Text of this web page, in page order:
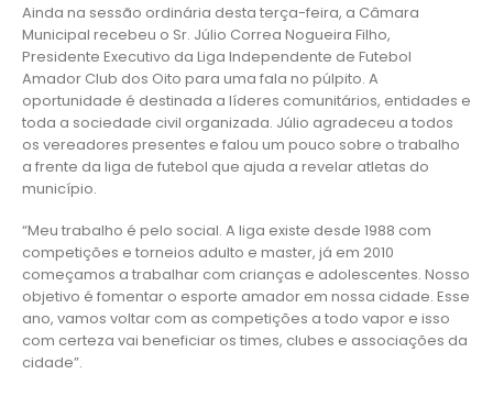
Ainda na sessão ordinária desta terça-feira, a Câmara
Municipal recebeu o Sr. Júlio Correa Nogueira Filho,
Presidente Executivo da Liga Independente de Futebol
Amador Club dos Oito para uma fala no púlpito. A
oportunidade é destinada a líderes comunitários, entidades e
toda a sociedade civil organizada. Júlio agradeceu a todos
os vereadores presentes e falou um pouco sobre o trabalho
a frente da liga de futebol que ajuda a revelar atletas do
município.
“Meu trabalho é pelo social. A liga existe desde 1988 com
competições e torneios adulto e master, já em 2010
começamos a trabalhar com crianças e adolescentes. Nosso
objetivo é fomentar o esporte amador em nossa cidade. Esse
ano, vamos voltar com as competições a todo vapor e isso
com certeza vai beneficiar os times, clubes e associações da
cidade”.